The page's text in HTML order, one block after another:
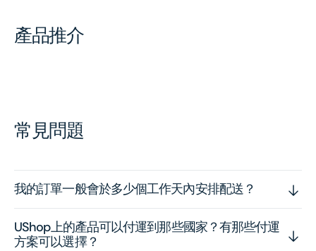
產品推介
常見問題
我的訂單一般會於多少個工作天內安排配送？
UShop上的產品可以付運到那些國家？有那些付運
方案可以選擇？